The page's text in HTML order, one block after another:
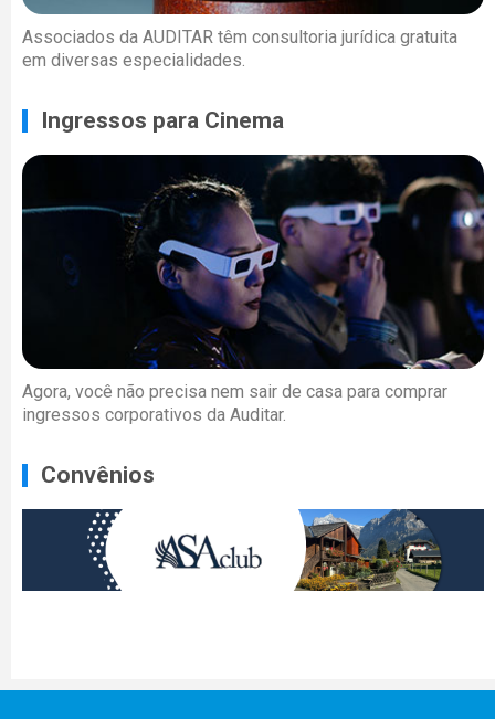
Associados da AUDITAR têm consultoria jurídica gratuita
em diversas especialidades.
Ingressos para Cinema
Agora, você não precisa nem sair de casa para comprar
ingressos corporativos da Auditar.
Convênios